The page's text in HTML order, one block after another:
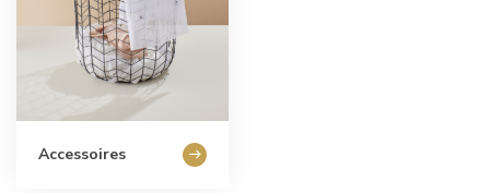
Accessoires